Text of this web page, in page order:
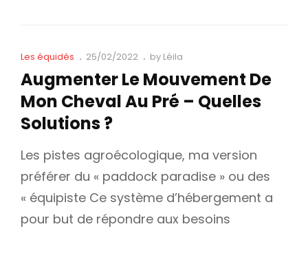
Chevaux
Cat
Links
Les équidés
Posted
on
25/02/2022 by Léila
Augmenter Le Mouvement De
Mon Cheval Au Pré – Quelles
Solutions ?
Les pistes agroécologique, ma version
préférer du « paddock paradise » ou des
« équipiste Ce système d’hébergement a
pour but de répondre aux besoins